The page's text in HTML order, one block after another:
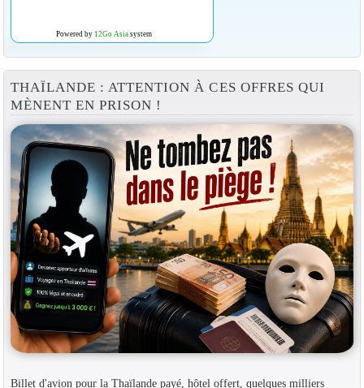
Powered by 12Go Asiasystem
THAÏLANDE : ATTENTION À CES OFFRES QUI
MÈNENT EN PRISON !
Billet d'avion pour la Thaïlande payé, hôtel offert, quelques milliers